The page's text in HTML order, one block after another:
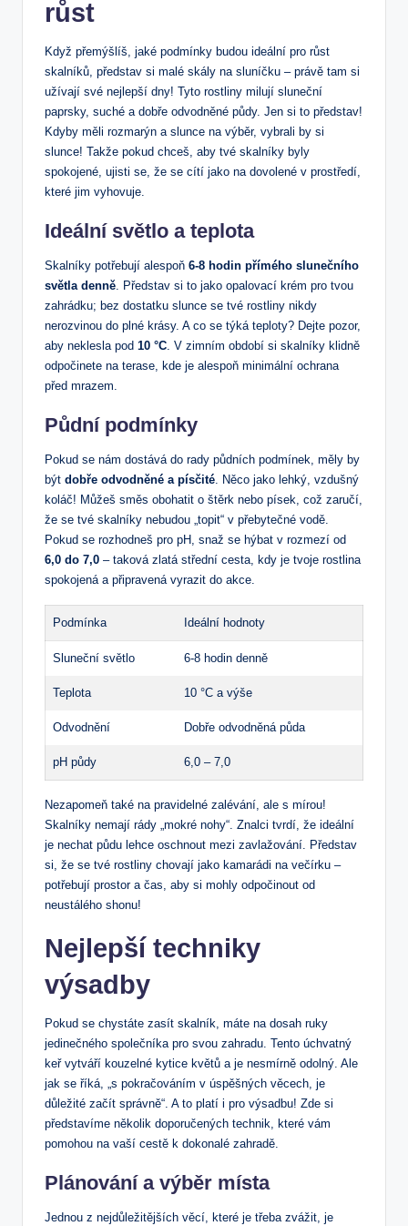
růst
Když přemýšlíš, jaké podmínky budou ideální pro růst
skalníků, představ si malé skály na sluníčku – právě tam si
užívají své nejlepší dny! Tyto rostliny milují sluneční
paprsky, suché a dobře odvodněné půdy. Jen si to představ!
Kdyby měli rozmarýn a slunce na výběr, vybrali by si
slunce! Takže pokud chceš, aby tvé skalníky byly
spokojené, ujisti se, že se cítí jako na dovolené v prostředí,
které jim vyhovuje.
Ideální světlo a teplota
Skalníky potřebují alespoň 6-8 hodin přímého slunečního
světla denně . Představ si to jako opalovací krém pro tvou
zahrádku; bez dostatku slunce se tvé rostliny nikdy
nerozvinou do plné krásy. A co se týká teploty? Dejte pozor,
aby neklesla pod 10 °C . V zimním období si skalníky klidně
odpočinete na terase, kde je alespoň minimální ochrana
před mrazem.
Půdní podmínky
Pokud se nám dostává do rady půdních podmínek, měly by
být dobře odvodněné a písčité . Něco jako lehký, vzdušný
koláč! Můžeš směs obohatit o štěrk nebo písek, což zaručí,
že se tvé skalníky nebudou „topit“ v přebytečné vodě.
Pokud se rozhodneš pro pH, snaž se hýbat v rozmezí od
6,0 do 7,0 – taková zlatá střední cesta, kdy je tvoje rostlina
spokojená a připravená vyrazit do akce.
Podmínka Ideální hodnoty
Sluneční světlo 6-8 hodin denně
Teplota 10 °C a výše
Odvodnění Dobře odvodněná půda
pH půdy 6,0 – 7,0
Nezapomeň také na pravidelné zalévání, ale s mírou!
Skalníky nemají rády „mokré nohy“. Znalci tvrdí, že ideální
je nechat půdu lehce oschnout mezi zavlažování. Představ
si, že se tvé rostliny chovají jako kamarádi na večírku –
potřebují prostor a čas, aby si mohly odpočinout od
neustálého shonu!
Nejlepší techniky
výsadby
Pokud se chystáte zasít skalník, máte na dosah ruky
jedinečného společníka pro svou zahradu. Tento úchvatný
keř vytváří kouzelné kytice květů a je nesmírně odolný. Ale
jak se říká, „s pokračováním v úspěšných věcech, je
důležité začít správně“. A to platí i pro výsadbu! Zde si
představíme několik doporučených technik, které vám
pomohou na vaší cestě k dokonalé zahradě.
Plánování a výběr místa
Jednou z nejdůležitějších věcí, které je třeba zvážit, je